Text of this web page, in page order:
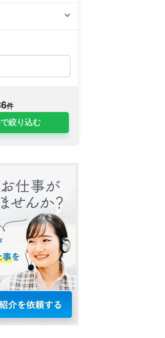
件
絞り込む